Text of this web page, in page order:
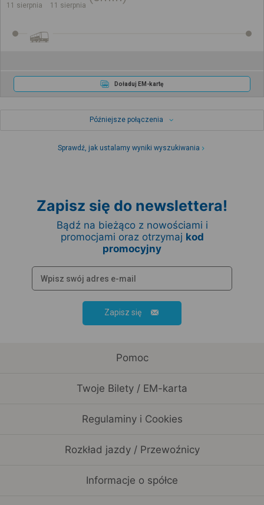
11 sierpnia 11 sierpnia
Doładuj EM-kartę
Późniejsze połączenia
Sprawdź, jak ustalamy wyniki wyszukiwania
Zapisz się do newslettera!
Bądź na bieżąco z nowościami i
promocjami oraz otrzymaj kod
promocyjny
Zapisz się
Pomoc
Twoje Bilety / EM-karta
Regulaminy i Cookies
Rozkład jazdy / Przewoźnicy
Informacje o spółce